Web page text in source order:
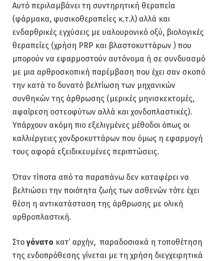
Αυτό περιλαμβάνει τη συντηρητική θεραπεία
(φάρμακα, φυσικοθεραπείες κ.τ.λ) αλλά και
ενδαρθρικές εγχύσεις με υαλουρονικό οξύ, βιολογικές
θεραπείες (χρήση PRP και βλαστοκυττάρων ) που
μπορούν να εφαρμοστούν αυτόνομα ή σε συνδυασμό
με μια αρθροσκοπική παρέμβαση που έχει σαν σκοπό
την κατά το δυνατό βελτίωση των μηχανικών
συνθηκών της άρθρωσης (μερικές μηνισκεκτομές,
αφαίρεση οστεοφύτων αλλά και χονδοπλαστικές).
Υπάρχουν ακόμη πιο εξελιγμένες μέθοδοι όπως οι
καλλιέργειες χονδροκυττάρων που όμως η εφαρμογή
τους αφορά εξειδικευμένες περιπτώσεις.
Όταν τίποτα από τα παραπάνω δεν καταφέρει να
βελτιώσει την ποιότητα ζωής των ασθενών τότε έχει
θέση η αντικατάσταση της άρθρωσης με ολική
αρθροπλαστική.
Στογόνατο κατ’ αρχήν, παραδοσιακά η τοποθέτηση
της ενδοπρόθεσης γίνεται με τη χρήση διεγχειρητικά